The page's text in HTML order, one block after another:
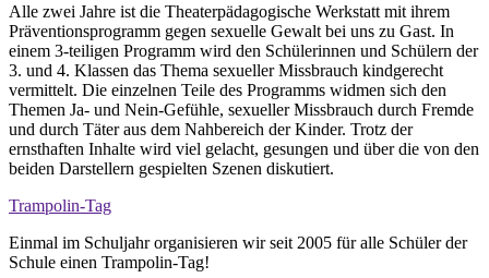
Alle zwei Jahre ist die Theaterpädagogische Werkstatt mit ihrem
Präventionsprogramm gegen sexuelle Gewalt bei uns zu Gast. In
einem 3-teiligen Programm wird den Schülerinnen und Schülern der
3. und 4. Klassen das Thema sexueller Missbrauch kindgerecht
vermittelt. Die einzelnen Teile des Programms widmen sich den
Themen Ja- und Nein-Gefühle, sexueller Missbrauch durch Fremde
und durch Täter aus dem Nahbereich der Kinder. Trotz der
ernsthaften Inhalte wird viel gelacht, gesungen und über die von den
beiden Darstellern gespielten Szenen diskutiert.
Trampolin-Tag
Einmal im Schuljahr organisieren wir seit 2005 für alle Schüler der
Schule einen Trampolin-Tag!